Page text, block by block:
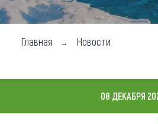
Чем заняться
Где остановиться
Главная Новости
08 ДЕКАБРЯ